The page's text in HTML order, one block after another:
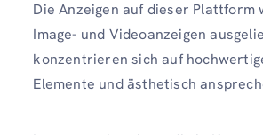
Die Anzeigen auf dieser Plattform
Image- und Videoanzeigen
konzentrieren sich auf
Elemente und ästhetisch